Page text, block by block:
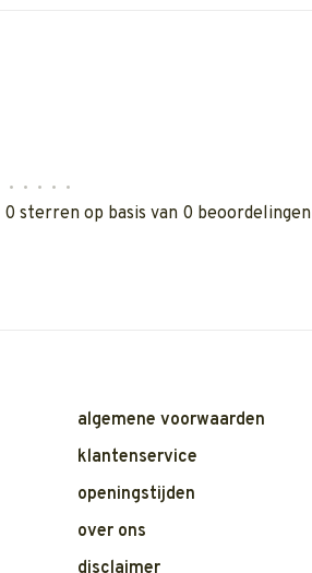
• • • • •
0 sterren op basis van 0 beoordelingen
algemene voorwaarden
klantenservice
openingstijden
over ons
disclaimer